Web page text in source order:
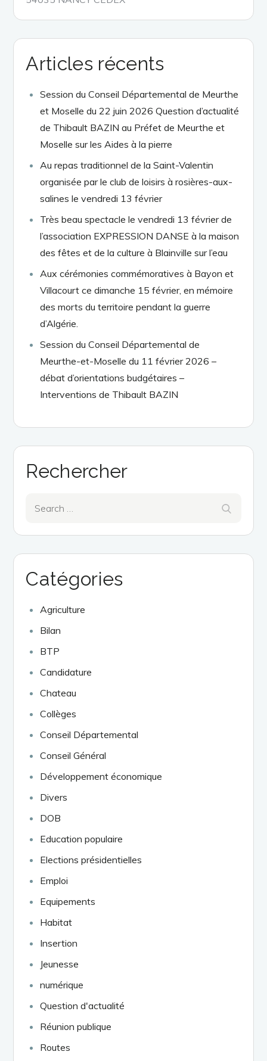
Articles récents
Session du Conseil Départemental de Meurthe
et Moselle du 22 juin 2026 Question d’actualité
de Thibault BAZIN au Préfet de Meurthe et
Moselle sur les Aides à la pierre
Au repas traditionnel de la Saint-Valentin
organisée par le club de loisirs à rosières-aux-
salines le vendredi 13 février
Très beau spectacle le vendredi 13 février de
l’association EXPRESSION DANSE à la maison
des fêtes et de la culture à Blainville sur l’eau
Aux cérémonies commémoratives à Bayon et
Villacourt ce dimanche 15 février, en mémoire
des morts du territoire pendant la guerre
d’Algérie.
Session du Conseil Départemental de
Meurthe-et-Moselle du 11 février 2026 –
débat d’orientations budgétaires –
Interventions de Thibault BAZIN
Rechercher
Catégories
Agriculture
Bilan
BTP
Candidature
Chateau
Collèges
Conseil Départemental
Conseil Général
Développement économique
Divers
DOB
Education populaire
Elections présidentielles
Emploi
Equipements
Habitat
Insertion
Jeunesse
numérique
Question d'actualité
Réunion publique
Routes